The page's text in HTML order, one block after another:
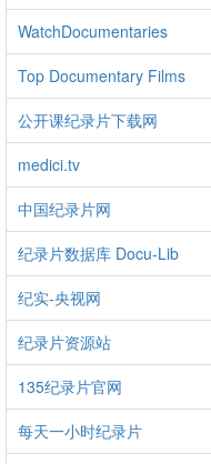
WatchDocumentaries
Top Documentary Films
公开课纪录片下载网
medici.tv
中国纪录片网
纪录片数据库 Docu-Lib
纪实-央视网
纪录片资源站
135纪录片官网
每天一小时纪录片